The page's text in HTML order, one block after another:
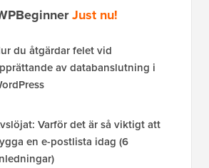
Just nu!
du åtgärdar felet vid
av databanslutning i
Varför det är så viktigt att
en e-postlista idag (6